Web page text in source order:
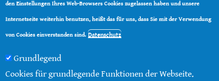
teilen
den Einstellungen Ihres Web-Browsers Cookies zugelassen haben und unsere
Internetseite weiterhin benutzen, heißt das für uns, dass Sie mit der Verwendung
von Cookies einverstanden sind. Datenschutz
Grundlegend
Cookies für grundlegende Funktionen der Webseite.